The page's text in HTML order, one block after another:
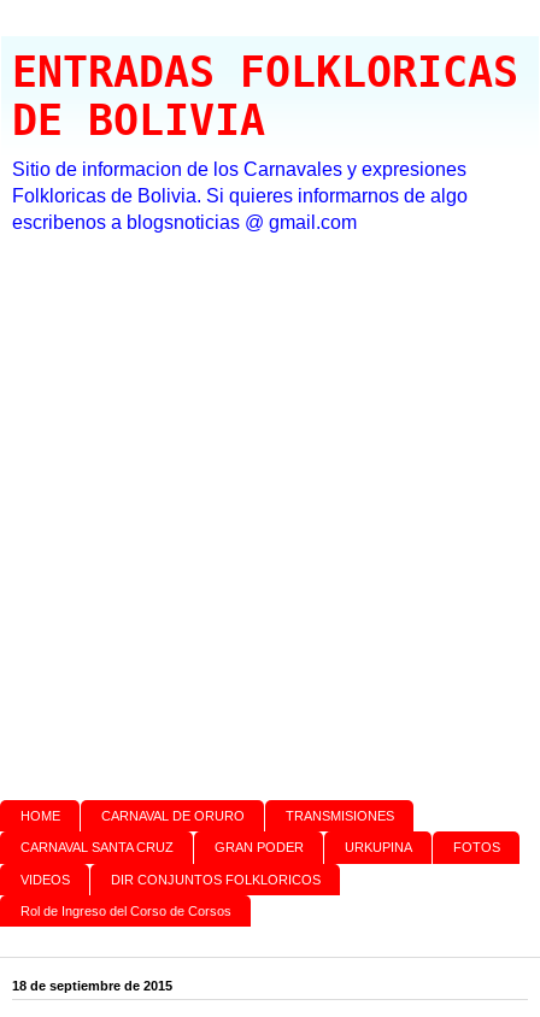
ENTRADAS FOLKLORICAS
DE BOLIVIA
Sitio de informacion de los Carnavales y expresiones
Folkloricas de Bolivia. Si quieres informarnos de algo
escribenos a blogsnoticias @ gmail.com
HOME CARNAVAL DE ORURO TRANSMISIONES
CARNAVAL SANTA CRUZ GRAN PODER URKUPINA FOTOS
VIDEOS DIR CONJUNTOS FOLKLORICOS
Rol de Ingreso del Corso de Corsos
18 de septiembre de 2015